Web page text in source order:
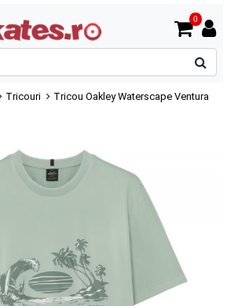
0
Tricouri
Tricou Oakley Waterscape Ventura